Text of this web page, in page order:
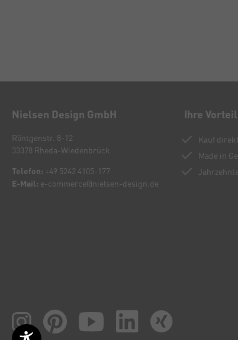
Nielsen Design GmbH
Röntgenstr. 8-12
33378 Rheda-Wiedenbrück
Telefon: +49 5242 4105-177
E-Mail: e-commerce@nielsen-design.de
Ihre
Kauf
Made in